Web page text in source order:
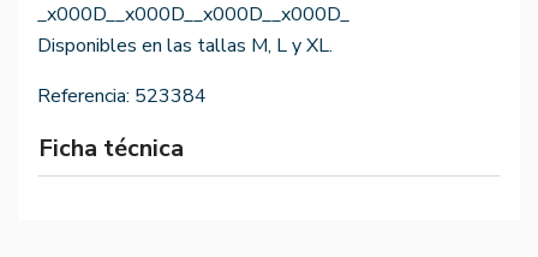
_x000D__x000D__x000D__x000D_
Disponibles en las tallas M, L y XL.
Referencia: 523384
Ficha técnica